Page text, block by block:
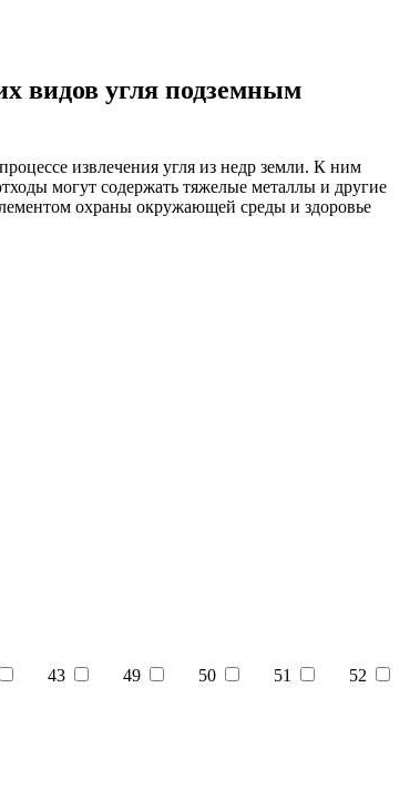
видов угля подземным
извлечения угля из недр земли. К ним
могут содержать тяжелые металлы и другие
охраны окружающей среды и здоровье
43 49 50 51
52